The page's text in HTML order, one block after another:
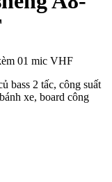
bass 2 tấc, công suất
xe, board công